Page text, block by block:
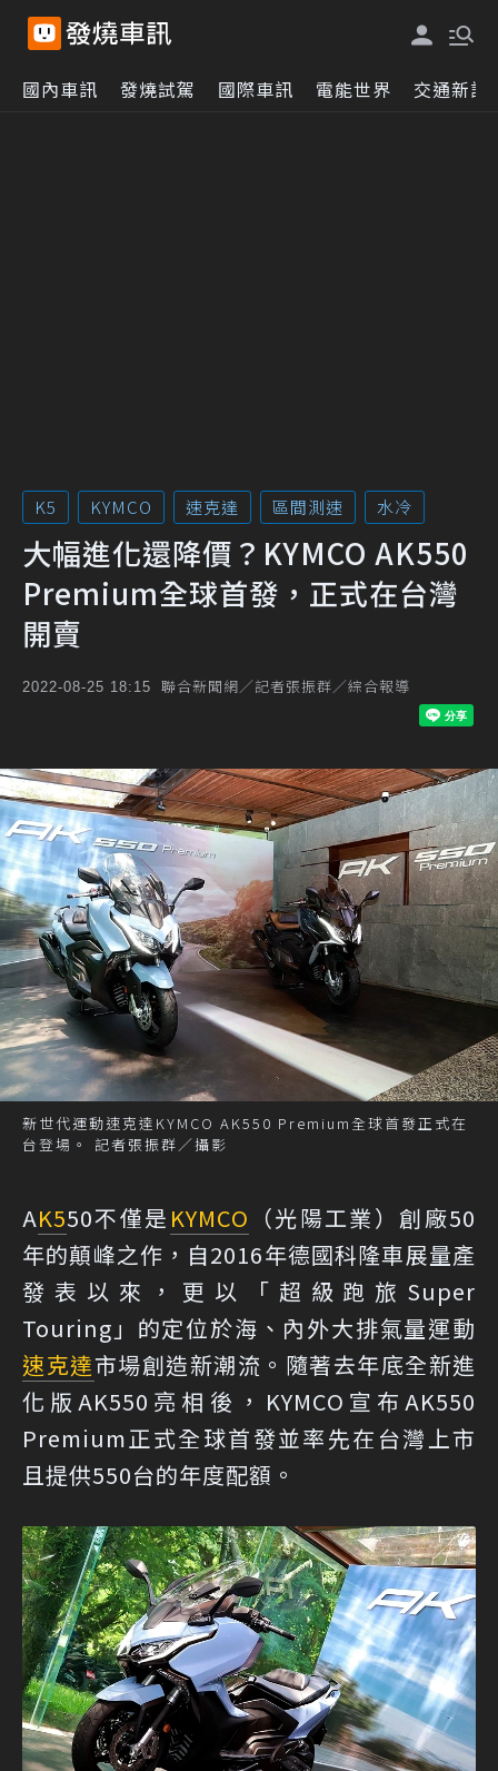
國內車訊 發燒試駕 國際車訊 電能世界 交通新訊
K5 KYMCO 速克達 區間測速 水冷
大幅進化還降價？KYMCO AK550
Premium全球首發，正式在台灣
開賣
2022-08-25 18:15 聯合新聞網／記者張振群／綜合報導
新世代運動速克達KYMCO AK550 Premium全球首發正式在
台登場。 記者張振群／攝影
AK550不僅是 KYMCO （光陽工業）創廠50
年的顛峰之作，自2016年德國科隆車展量產
發表以來，更以「超級跑旅Super
Touring」的定位於海、內外大排氣量運動
速克達市場創造新潮流。隨著去年底全新進
化版AK550亮相後，KYMCO宣布AK550
Premium正式全球首發並率先在台灣上市
且提供550台的年度配額。